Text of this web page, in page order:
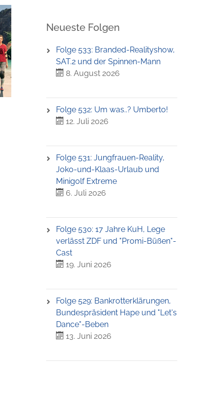
Neueste Folgen
Folge 533: Branded-Realityshow,
SAT.2 und der Spinnen-Mann
8. August 2026
Folge 532: Um was..? Umberto!
12. Juli 2026
Folge 531: Jungfrauen-Reality,
Joko-und-Klaas-Urlaub und
Minigolf Extreme
6. Juli 2026
Folge 530: 17 Jahre KuH, Lege
verlässt ZDF und "Promi-Büßen"-
Cast
19. Juni 2026
Folge 529: Bankrotterklärungen,
Bundespräsident Hape und "Let's
Dance"-Beben
13. Juni 2026